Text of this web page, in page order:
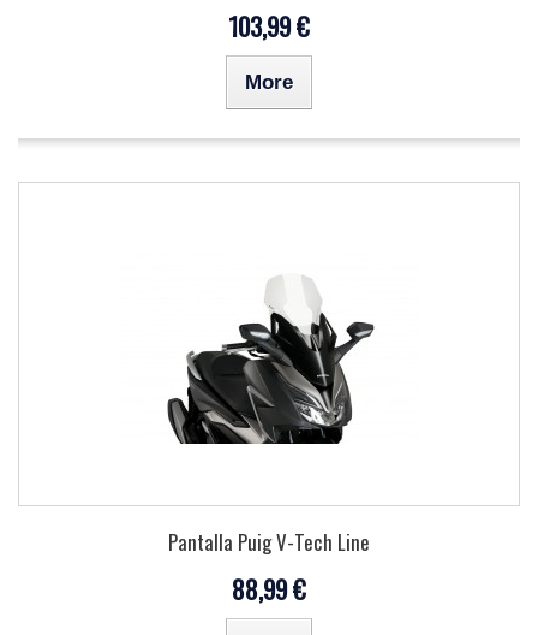
103,99 €
More
Pantalla Puig V-Tech Line
88,99 €